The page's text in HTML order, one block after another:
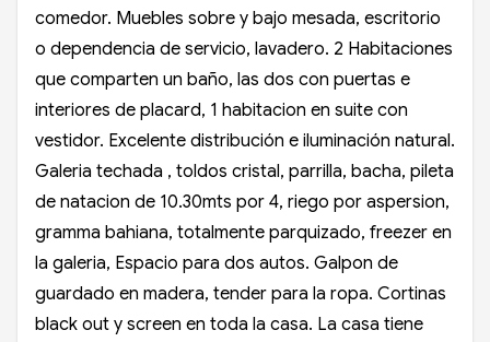
comedor. Muebles sobre y bajo mesada, escritorio
o dependencia de servicio, lavadero. 2 Habitaciones
que comparten un baño, las dos con puertas e
interiores de placard, 1 habitacion en suite con
vestidor. Excelente distribución e iluminación natural.
Galeria techada , toldos cristal, parrilla, bacha, pileta
de natacion de 10.30mts por 4, riego por aspersion,
gramma bahiana, totalmente parquizado, freezer en
la galeria, Espacio para dos autos. Galpon de
guardado en madera, tender para la ropa. Cortinas
black out y screen en toda la casa. La casa tiene